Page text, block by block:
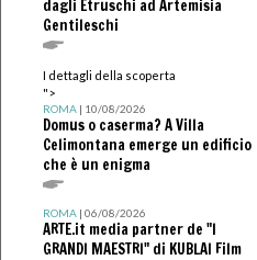
dagli Etruschi ad Artemisia
Gentileschi
I dettagli della scoperta
">
ROMA| 10/08/2026
Domus o caserma? A Villa
Celimontana emerge un edificio
che è un enigma
ROMA| 06/08/2026
ARTE.it media partner de "I
GRANDI MAESTRI" di KUBLAI Film